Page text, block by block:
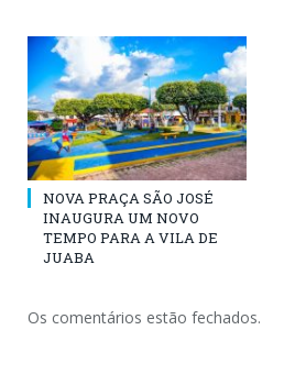
NOVA PRAÇA SÃO JOSÉ
INAUGURA UM NOVO
TEMPO PARA A VILA DE
JUABA
Os comentários estão fechados.